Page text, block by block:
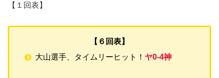
【１回表】
【６回表】
大山選手、タイムリーヒット！ ヤ0-4神